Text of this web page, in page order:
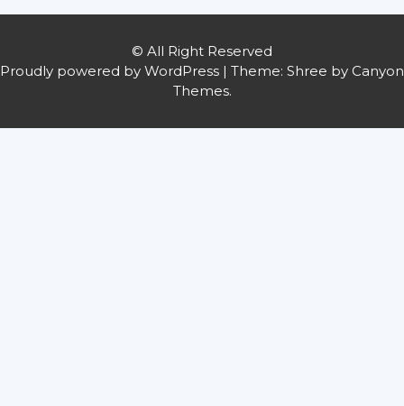
© All Right Reserved
Proudly powered by WordPress | Theme: Shree by Canyon
Themes.